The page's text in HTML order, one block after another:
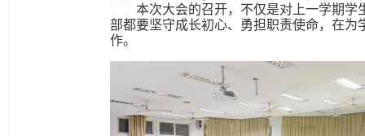
本次大会的召开，不仅是对上一学期
部都要坚守成长初心、勇担职责使命，在
作。